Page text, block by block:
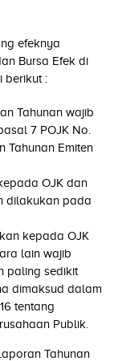
efeknya
Bursa Efek di
berikut :
Tahunan wajib
7 POJK No.
Tahunan Emiten
OJK dan
dilakukan pada
kepada OJK
lain wajib
paling sedikit
dimaksud dalam
tentang
Publik.
Tahunan